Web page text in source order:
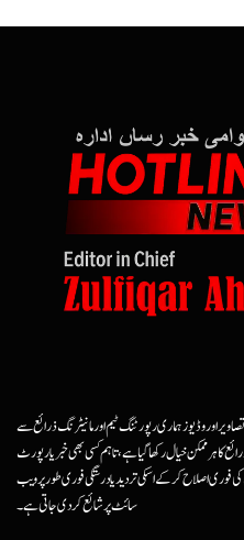
اور وڈیوز ہماری رپورٹنگ ٹیم اور مانیٹرنگ ذرائع سے
ہرممکن خیال رکھا گیا ہے، تاہم کسی بھی خبر یا رپورٹ
فوری اصلاح کرکے اسکی تردید یا درستگی فوری طور پر ویب
سائٹ پر شائع کردی جاتی ہے۔